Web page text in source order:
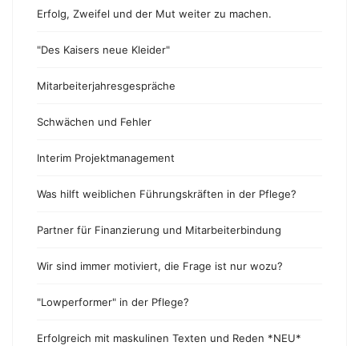
Erfolg, Zweifel und der Mut weiter zu machen.
"Des Kaisers neue Kleider"
Mitarbeiterjahresgespräche
Schwächen und Fehler
Interim Projektmanagement
Was hilft weiblichen Führungskräften in der Pflege?
Partner für Finanzierung und Mitarbeiterbindung
Wir sind immer motiviert, die Frage ist nur wozu?
"Lowperformer" in der Pflege?
Erfolgreich mit maskulinen Texten und Reden *NEU*